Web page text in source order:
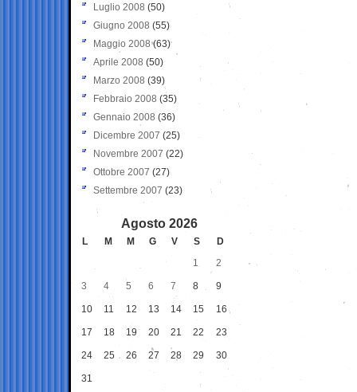
Luglio 2008 (50)
Giugno 2008 (55)
Maggio 2008(63)
Aprile 2008 (50)
Marzo 2008 (39)
Febbraio 2008 (35)
Gennaio 2008 (36)
Dicembre 2007 (25)
Novembre 2007 (22)
Ottobre 2007 (27)
Settembre 2007 (23)
Agosto 2026
L M M G V S
D
1
2
3 4 5 6 7 8 9
10 11 12 13 14 15 16
17 18 19 20 21 22 23
24 25 26 27 28 29 30
31